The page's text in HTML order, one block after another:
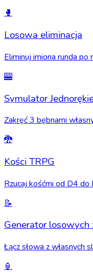
🥊
Losowa eliminacja
Eliminuj imiona runda po
🎰
Symulator
Zakręć 3 bębnami
🐉
Kości TRPG
Rzucaj kośćmi od D4
📝
Generator losowych
Łącz słowa z własnych
🏮